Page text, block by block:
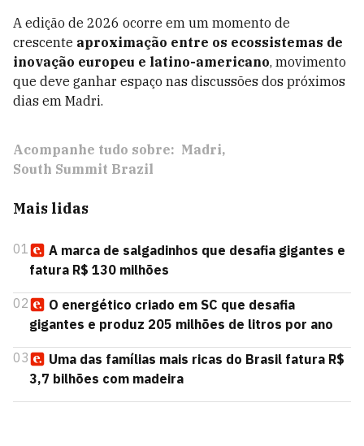
A edição de 2026 ocorre em um momento de
crescente aproximação entre os ecossistemas de
inovação europeu e latino-americano, movimento
que deve ganhar espaço nas discussões dos próximos
dias em Madri.
Acompanhe tudo sobre: Madri
South Summit Brazil
Mais lidas
01
A marca de salgadinhos que desafia gigantes e
fatura R$ 130 milhões
02
O energético criado em SC que desafia
gigantes e produz 205 milhões de litros por ano
03
Uma das famílias mais ricas do Brasil fatura R$
3,7 bilhões com madeira